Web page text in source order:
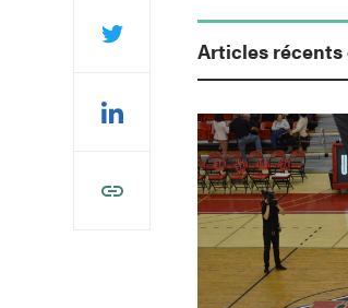
Articles récents